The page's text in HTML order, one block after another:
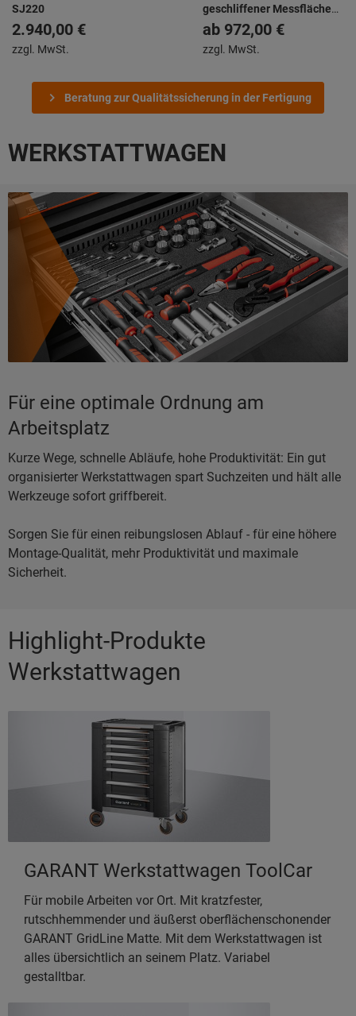
SJ220
2.940,00 €
zzgl. MwSt.
geschliffener Messfläche
ohne Messuhr
ab 972,00 €
zzgl. MwSt.
Beratung zur Qualitätssicherung in der Fertigung
WERKSTATTWAGEN
Für eine optimale Ordnung am
Arbeitsplatz
Kurze Wege, schnelle Abläufe, hohe Produktivität: Ein gut
organisierter Werkstattwagen spart Suchzeiten und hält alle
Werkzeuge sofort griffbereit.
Sorgen Sie für einen reibungslosen Ablauf - für eine höhere
Montage-Qualität, mehr Produktivität und maximale
Sicherheit.
Highlight-Produkte
Werkstattwagen
GARANT Werkstattwagen ToolCar
Für mobile Arbeiten vor Ort. Mit kratzfester,
rutschhemmender und äußerst oberflächenschonender
GARANT GridLine Matte. Mit dem Werkstattwagen ist
alles übersichtlich an seinem Platz. Variabel
gestalltbar.